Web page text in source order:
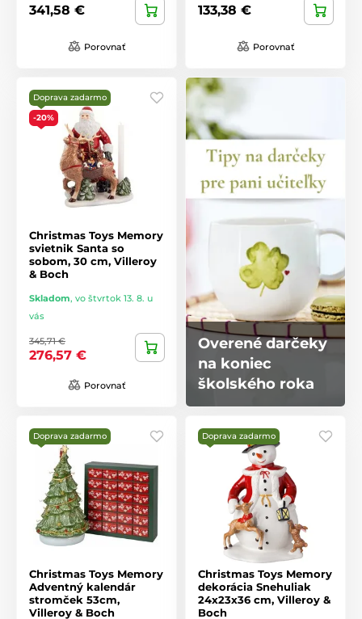
341,58 €
Porovnať
133,38 €
Porovnať
Doprava zadarmo
-20%
Christmas Toys Memory
svietnik Santa so
sobom, 30 cm, Villeroy
& Boch
Skladom, vo štvrtok 13. 8. u
vás
345,71 €
276,57 €
Porovnať
Overené darčeky
na koniec
školského roka
Doprava zadarmo
Christmas Toys Memory
Adventný kalendár
stromček 53cm,
Villeroy & Boch
Doprava zadarmo
Christmas Toys Memory
dekorácia Snehuliak
24x23x36 cm, Villeroy &
Boch